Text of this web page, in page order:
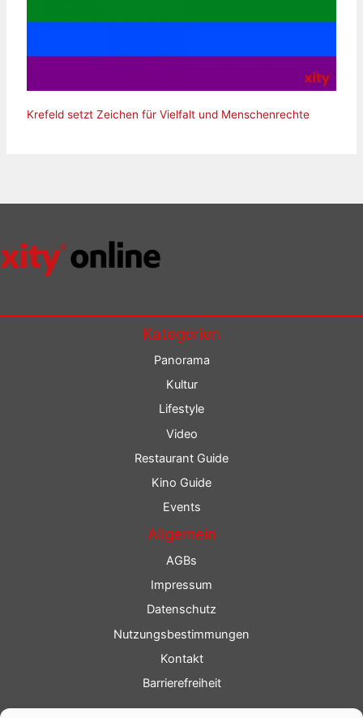
Krefeld setzt Zeichen für Vielfalt und Menschenrechte
Kategorien
Panorama
Kultur
Lifestyle
Video
Restaurant Guide
Kino Guide
Events
Allgemein
AGBs
Impressum
Datenschutz
Nutzungsbestimmungen
Kontakt
Barrierefreiheit